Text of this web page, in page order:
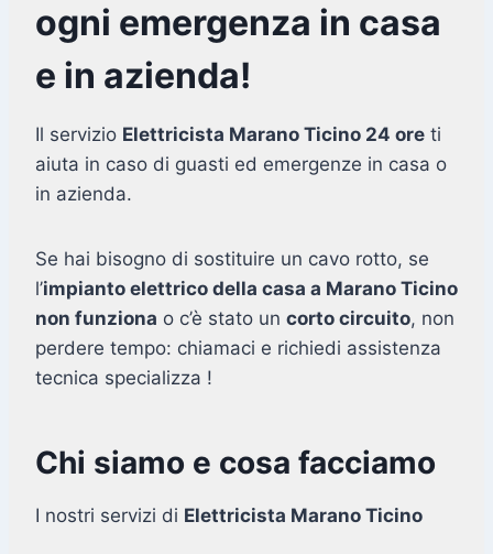
ogni emergenza in casa
e in azienda!
Il servizio Elettricista Marano Ticino 24 ore ti
aiuta in caso di guasti ed emergenze in casa o
in azienda.
Se hai bisogno di sostituire un cavo rotto, se
l’impianto elettrico della casa a Marano Ticino
non funziona o c’è stato un corto circuito, non
perdere tempo: chiamaci e richiedi assistenza
tecnica specializza !
Chi siamo e cosa facciamo
I nostri servizi di Elettricista Marano Ticino